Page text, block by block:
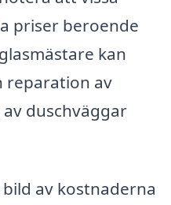
priser beroende
kan
reparation av
duschväggar
av kostnaderna